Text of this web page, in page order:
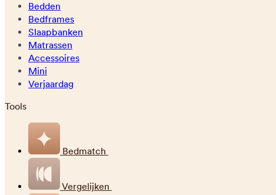
Bedden
Bedframes
Slaapbanken
Matrassen
Accessoires
Mini
Verjaardag
Tools
Bedmatch
Vergelijken